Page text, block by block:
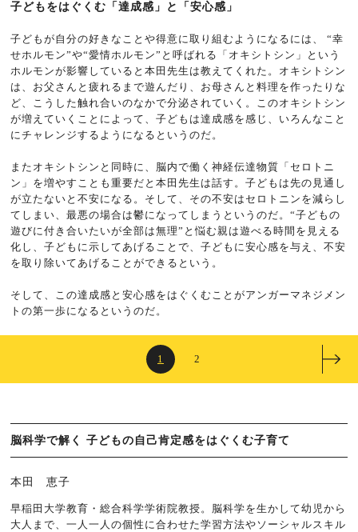
子どもをはぐくむ「達成感」と「安心感」
子どもが自分の好きなことや得意に取り組むようになるには、 “幸
せホルモン”や“愛情ホルモン”と呼ばれる「オキシトシン」という
ホルモンが影響していると本田先生は教えてくれた。オキシトシン
は、お父さんと疲れるまで遊んだり、お母さんと料理を作ったりな
ど、こうした触れ合いのなかで分泌されていく。このオキシトシン
が増えていくことによって、子どもは達成感を感じ、いろんなこと
にチャレンジするようになるというのだ。
またオキシトシンと同時に、脳内で働く神経伝達物質「セロトニ
ン」を増やすことも重要だと本田先生は話す。子どもは先の見通し
が立たないと不安になる。そして、その不安はセロトニンを減らし
てしまい、最悪の場合は鬱になってしまうというのだ。“子どもの
遊びに付き合いたいが全部は無理”と悩む親は遊べる時間を見える
化し、子どもに示してあげることで、子どもに安心感を与え、不安
を取り除いてあげることができるという。
そして、この達成感と安心感をはぐくむことがアンガーマネジメン
トの第一歩になるというのだ。
1 2
脳科学で解く 子どもの自己肯定感をはぐくむ子育て
本田 恵子
早稲田大学教育・総合科学学術院教授。脳科学を生かして幼児から
大人まで、一人一人の個性に合わせた学習方法やソーシャルスキル